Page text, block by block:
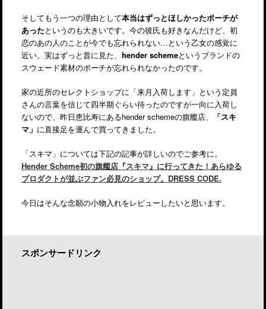
そしてもう一つの理由として本当はずっとほしかったポーチが
あったというのも大きいです。今の彼氏も好きなんだけど、初
恋のあの人のことが今でも忘れられない…という乙女の感覚に
近い。実はずっと昔に見た、 hender schemeというブランドの
スウェード素材のポーチが忘れられなかったのです。
家の近所のセレクトショップに「来月入荷します」という定員
さんの言葉を信じて四半期ぐらい待ったのですが一向に入荷し
ないので、昨日恵比寿にあるhender schemeの旗艦店、
「スキ
マ」 に直接足を運んで買ってきました。
「スキマ」については下記の記事が詳しいのでご参考に。
Hender Scheme初の旗艦店『スキマ』に行ってきた！あらゆる
プロダクトが並ぶファン必見のショップ。DRESS CODE.
今日はそんな念願の小物入れをレビューしたいと思います。
スポンサードリンク